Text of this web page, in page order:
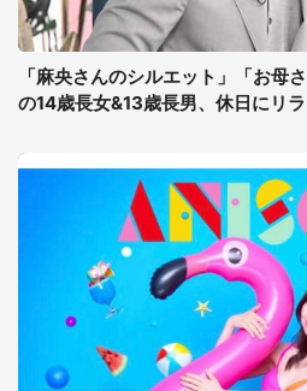
「麻央さんのシルエット」「お母
の14歳長女&13歳長男、休日にリ